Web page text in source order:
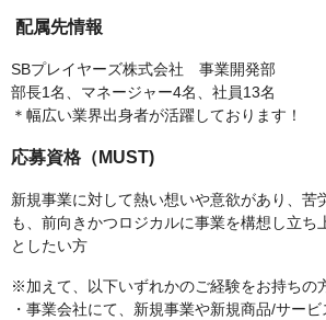
配属先情報
SBプレイヤーズ株式会社 事業開発部
部長1名、マネージャー4名、社員13名
＊幅広い業界出身者が活躍しております！
応募資格（MUST)
新規事業に対して熱い想いや意欲があり、苦
も、前向きかつロジカルに事業を構想し立ち
としたい方
※加えて、以下いずれかのご経験をお持ちの
・事業会社にて、新規事業や新規商品/サー